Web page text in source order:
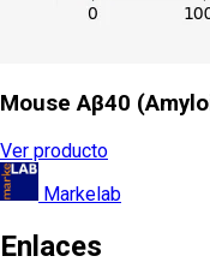
Mouse Aβ40
Ver producto
Markelab
Enlaces